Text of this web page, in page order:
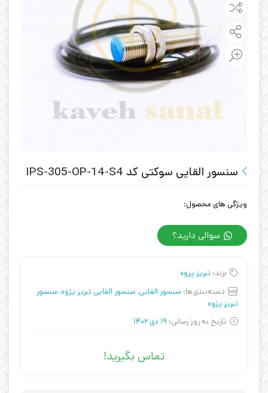
سنسور القایی سوکتی کد IPS-305-OP-14-S4
ویژگی های محصول:
سوالی دارید؟
برند: تبریز پزوه
دسته‌بندی‌ها: سنسور القایی, سنسور القایی تبریز پژوه, سنسور
تبریز پژوه
تاریخ به روز رسانی: 19 دی 1402
تماس بگیرید!